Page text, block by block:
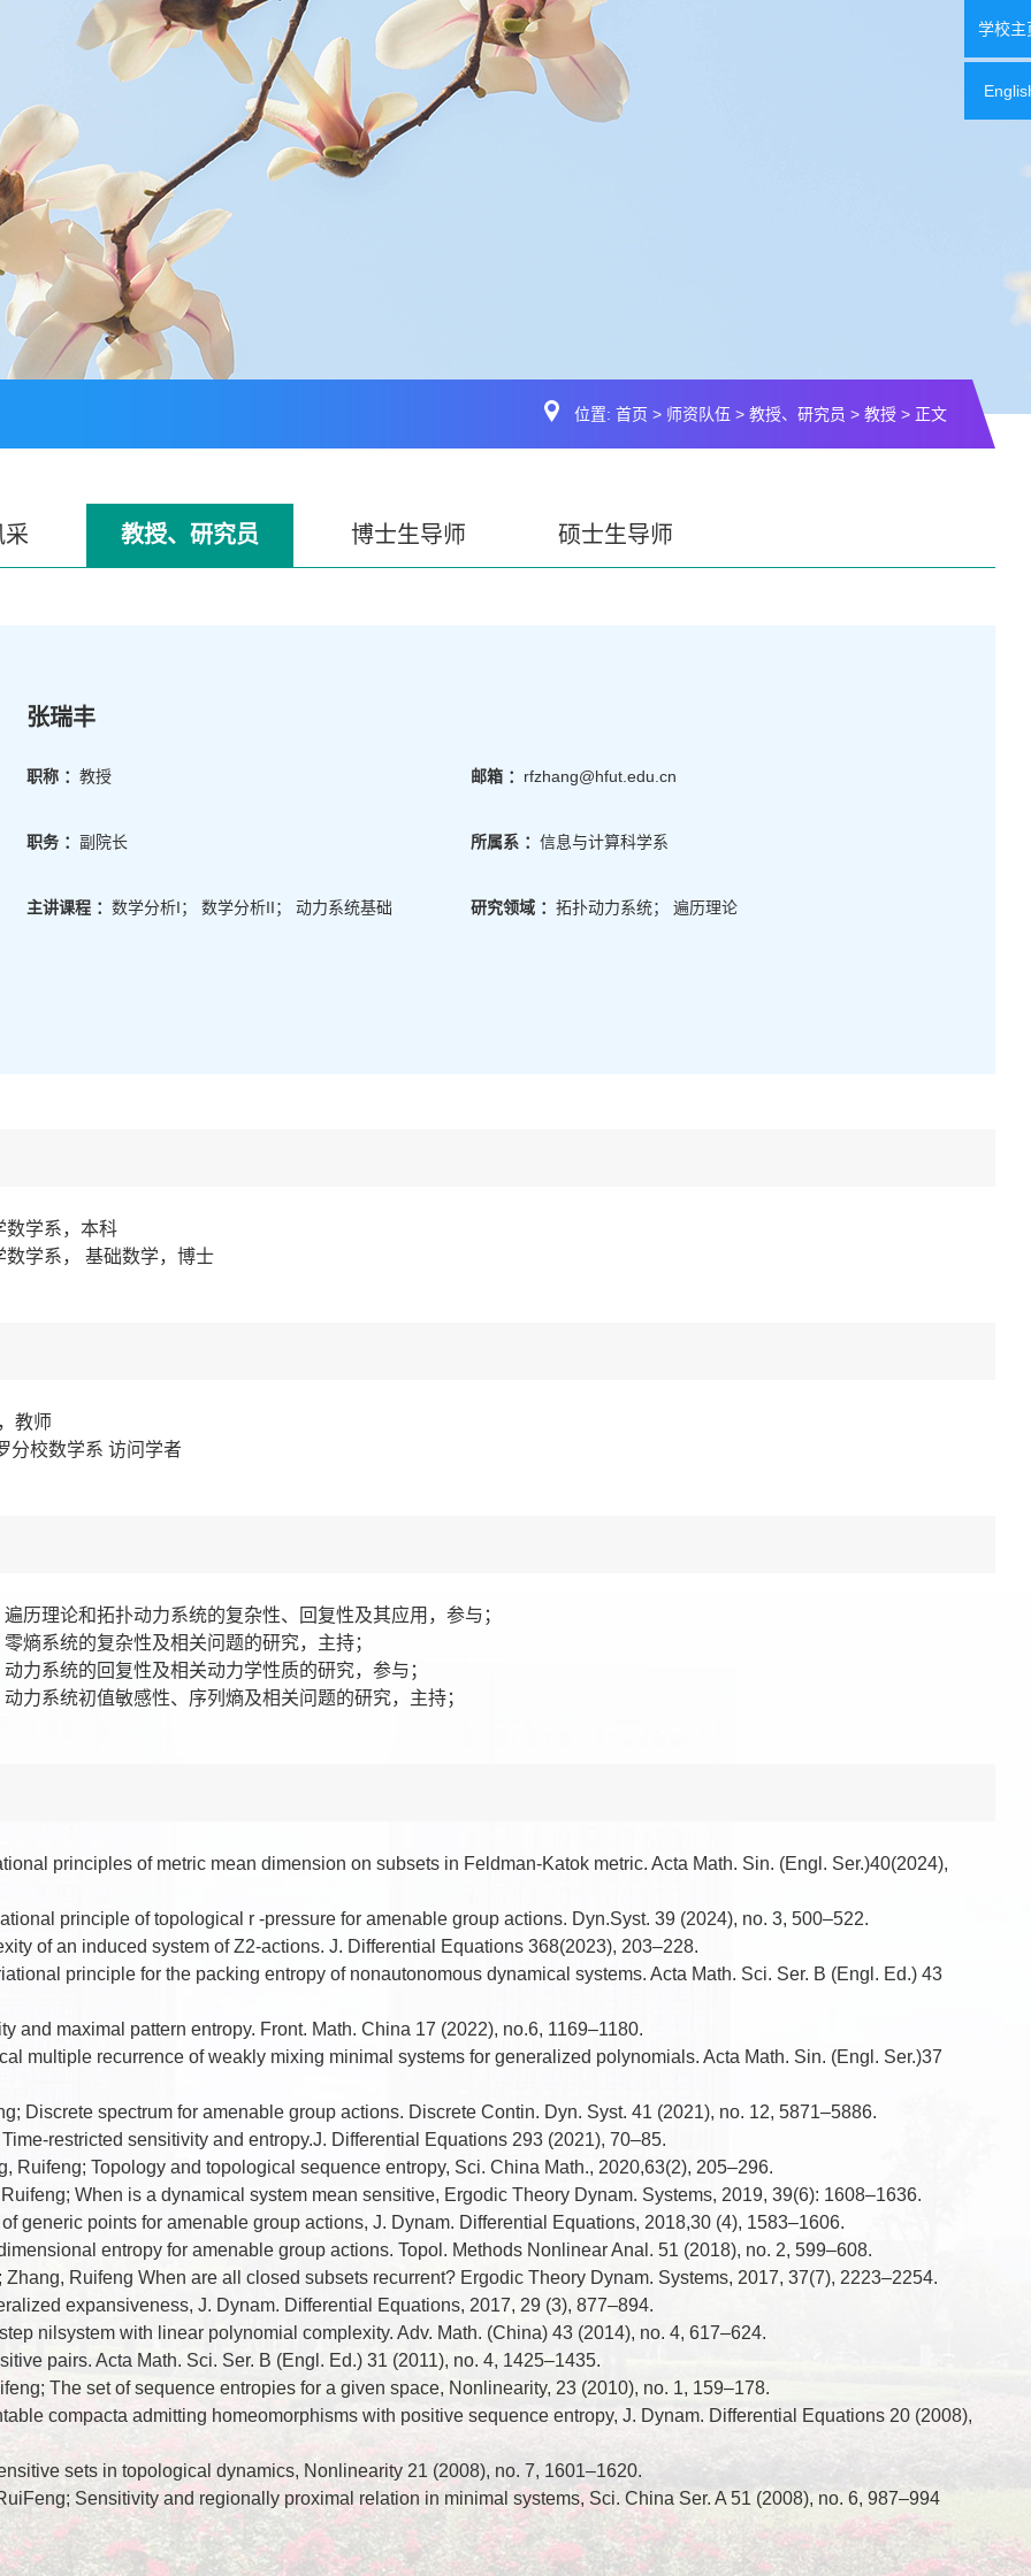
学校主
位置: 首页 > 师资队伍 > 教授、研究员 > 教授 > 正文
采 教授、研究员 博士生导师 硕士生导师
张瑞丰
职称 ： 教授 邮箱 ： rfzhang@hfut.edu.cn
职务 ： 副院长 所属系 ： 信息与计算科学系
主讲课程 ： 数学分析I； 数学分析II； 动力系统基础 研究领域 ： 拓扑动力系统； 遍历理论
数学系，本科
学系， 基础数学，博士
教师
分校数学系 访问学者
历理论和拓扑动力系统的复杂性、回复性及其应用，参与；
熵系统的复杂性及相关问题的研究，主持；
力系统的回复性及相关动力学性质的研究，参与；
力系统初值敏感性、序列熵及相关问题的研究，主持；
principles of metric mean dimension on subsets in Feldman-Katok metric. Acta Math. Sin. (Engl. Ser.)40(2024),
principle of topological r -pressure for amenable group actions. Dyn.Syst. 39 (2024), no. 3, 500–522.
of an induced system of Z2-actions. J. Differential Equations 368(2023), 203–228.
principle for the packing entropy of nonautonomous dynamical systems. Acta Math. Sci. Ser. B (Engl. Ed.) 43
and maximal pattern entropy. Front. Math. China 17 (2022), no.6, 1169–1180.
multiple recurrence of weakly mixing minimal systems for generalized polynomials. Acta Math. Sin. (Engl. Ser.)37
Discrete spectrum for amenable group actions. Discrete Contin. Dyn. Syst. 41 (2021), no. 12, 5871–5886.
restricted sensitivity and entropy.J. Differential Equations 293 (2021), 70–85.
Ruifeng; Topology and topological sequence entropy, Sci. China Math., 2020,63(2), 205–296.
When is a dynamical system mean sensitive, Ergodic Theory Dynam. Systems, 2019, 39(6): 1608–1636.
generic points for amenable group actions, J. Dynam. Differential Equations, 2018,30 (4), 1583–1606.
entropy for amenable group actions. Topol. Methods Nonlinear Anal. 51 (2018), no. 2, 599–608.
Ruifeng When are all closed subsets recurrent? Ergodic Theory Dynam. Systems, 2017, 37(7), 2223–2254.
expansiveness, J. Dynam. Differential Equations, 2017, 29 (3), 877–894.
nilsystem with linear polynomial complexity. Adv. Math. (China) 43 (2014), no. 4, 617–624.
pairs. Acta Math. Sci. Ser. B (Engl. Ed.) 31 (2011), no. 4, 1425–1435.
The set of sequence entropies for a given space, Nonlinearity, 23 (2010), no. 1, 159–178.
compacta admitting homeomorphisms with positive sequence entropy, J. Dynam. Differential Equations 20 (2008),
sets in topological dynamics, Nonlinearity 21 (2008), no. 7, 1601–1620.
Sensitivity and regionally proximal relation in minimal systems, Sci. China Ser. A 51 (2008), no. 6, 987–994